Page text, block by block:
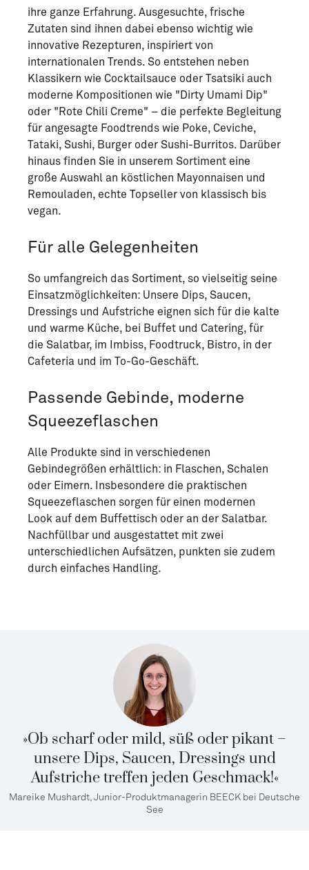
ihre ganze Erfahrung. Ausgesuchte, frische
Zutaten sind ihnen dabei ebenso wichtig wie
innovative Rezepturen, inspiriert von
internationalen Trends. So entstehen neben
Klassikern wie Cocktailsauce oder Tsatsiki auch
moderne Kompositionen wie "Dirty Umami Dip"
oder "Rote Chili Creme" – die perfekte Begleitung
für angesagte Foodtrends wie Poke, Ceviche,
Tataki, Sushi, Burger oder Sushi-Burritos. Darüber
hinaus finden Sie in unserem Sortiment eine
große Auswahl an köstlichen Mayonnaisen und
Remouladen, echte Topseller von klassisch bis
vegan.
Für alle Gelegenheiten
So umfangreich das Sortiment, so vielseitig seine
Einsatzmöglichkeiten: Unsere Dips, Saucen,
Dressings und Aufstriche eignen sich für die kalte
und warme Küche, bei Buffet und Catering, für
die Salatbar, im Imbiss, Foodtruck, Bistro, in der
Cafeteria und im To-Go-Geschäft.
Passende Gebinde, moderne
Squeezeflaschen
Alle Produkte sind in verschiedenen
Gebindegrößen erhältlich: in Flaschen, Schalen
oder Eimern. Insbesondere die praktischen
Squeezeflaschen sorgen für einen modernen
Look auf dem Buffettisch oder an der Salatbar.
Nachfüllbar und ausgestattet mit zwei
unterschiedlichen Aufsätzen, punkten sie zudem
durch einfaches Handling.
»Ob scharf oder mild, süß oder pikant –
unsere Dips, Saucen, Dressings und
Aufstriche treffen jeden Geschmack!«
Mareike Mushardt, Junior-Produktmanagerin BEECK bei Deutsche
See